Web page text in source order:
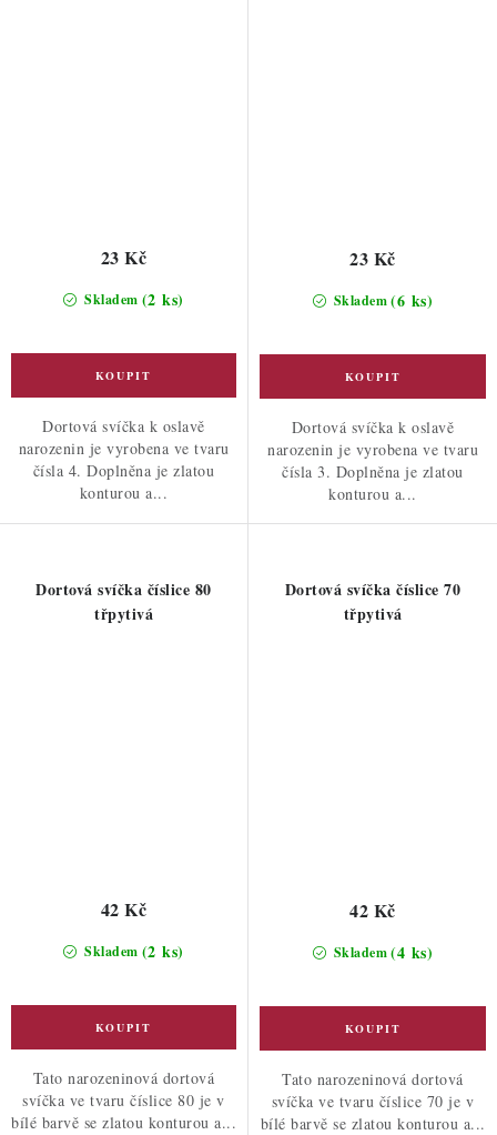
Skladem (2 ks)
23 Kč
Dortová svíčka k oslavě
narozenin je vyrobena ve tvaru
čísla 4. Doplněna je zlatou
konturou a...
Skladem(6 ks)
23 Kč
Dortová svíčka k oslavě
narozenin je vyrobena ve tvaru
čísla 3. Doplněna je zlatou
konturou a...
Dortová svíčka číslice 80
třpytivá
Skladem (2 ks)
42 Kč
Tato narozeninová dortová
svíčka ve tvaru číslice 80 je v
bílé barvě se zlatou konturou a...
Dortová svíčka číslice 70
třpytivá
Skladem(4 ks)
42 Kč
Tato narozeninová dortová
svíčka ve tvaru číslice 70 je v
bílé barvě se zlatou konturou a...